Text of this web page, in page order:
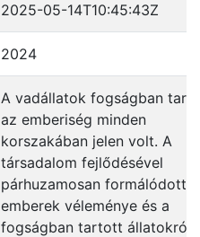
2025-05-14T10:45:43Z
2024
A vadállatok fogságban
az emberiség minden
korszakában jelen volt. A
társadalom fejlődésével
párhuzamosan formálódott
emberek véleménye és a
fogságban tartott állatokról